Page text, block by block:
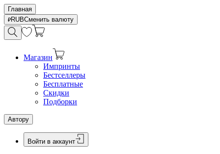
Главная
RUBСменить валюту
Магазин
Импринты
Бестселлеры
Бесплатные
Скидки
Подборки
Автору
Войти в аккаунт